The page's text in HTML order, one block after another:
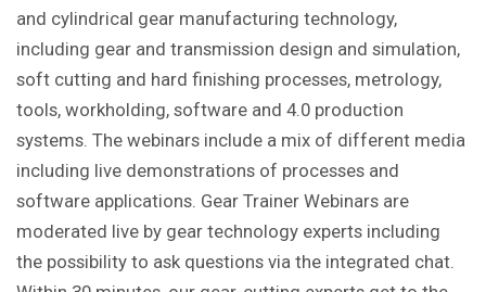
and cylindrical gear manufacturing technology,
including gear and transmission design and simulation,
soft cutting and hard finishing processes, metrology,
tools, workholding, software and 4.0 production
systems. The webinars include a mix of different media
including live demonstrations of processes and
software applications. Gear Trainer Webinars are
moderated live by gear technology experts including
the possibility to ask questions via the integrated chat.